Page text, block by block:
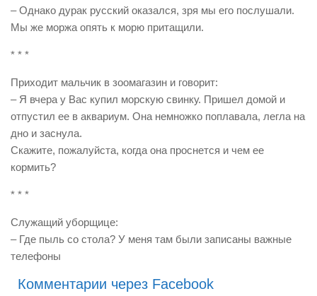
– Однако дурак русский оказался, зря мы его послушали.
Мы же моржа опять к морю притащили.
* * *
Приходит мальчик в зоомагазин и говорит:
– Я вчера у Вас купил морскую свинку. Пришел домой и
отпустил ее в аквариум. Она немножко поплавала, легла на
дно и заснула.
Скажите, пожалуйста, когда она проснется и чем ее
кормить?
* * *
Служащий уборщице:
– Где пыль со стола? У меня там были записаны важные
телефоны
Комментарии через Facebook